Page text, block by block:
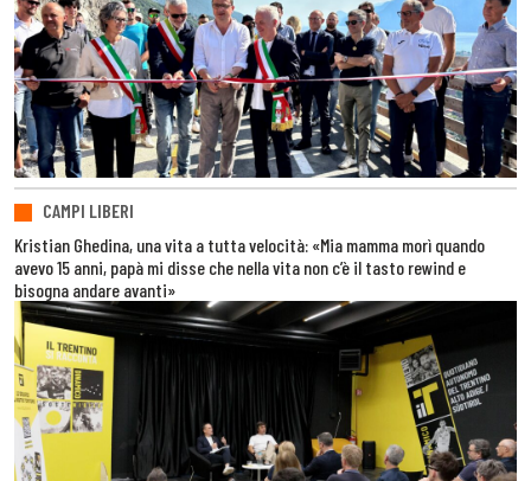
CAMPI LIBERI
Kristian Ghedina, una vita a tutta velocità: «Mia mamma morì quando
avevo 15 anni, papà mi disse che nella vita non c’è il tasto rewind e
bisogna andare avanti»